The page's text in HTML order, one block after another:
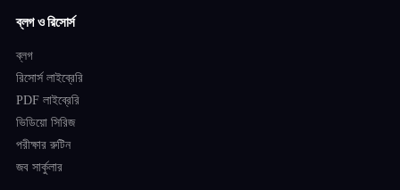
ব্লগ ও রিসোর্স
ব্লগ
রিসোর্স লাইব্রেরি
PDF লাইব্রেরি
ভিডিয়ো সিরিজ
পরীক্ষার রুটিন
জব সার্কুলার